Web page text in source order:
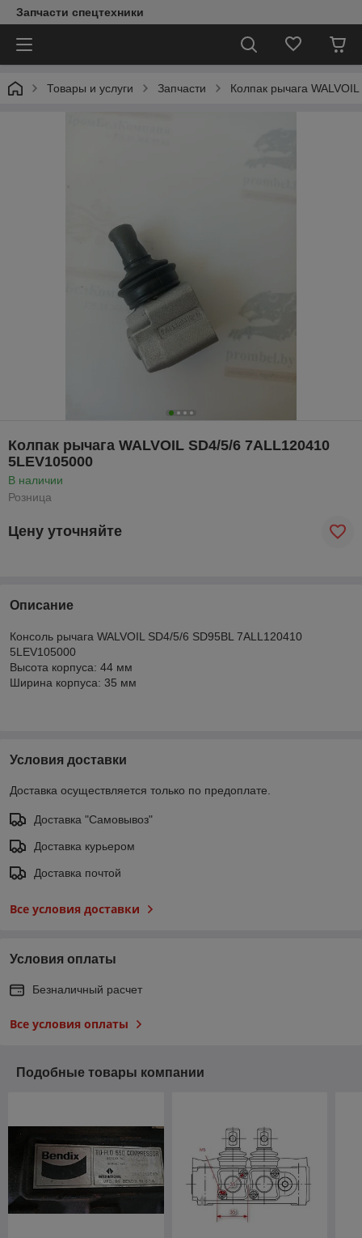
Запчасти спецтехники
Товары и услуги Запчасти Колпак рычага
Колпак рычага WALVOIL SD4/5/6 7ALL120410
5LEV105000
В наличии
Розница
Цену уточняйте
Описание
Консоль рычага WALVOIL SD4/5/6 SD95BL 7ALL120410
5LEV105000
Высота корпуса: 44 мм
Ширина корпуса: 35 мм
Условия доставки
Доставка осуществляется только по предоплате.
Доставка "Самовывоз"
Доставка курьером
Доставка почтой
Все условия доставки
Условия оплаты
Безналичный расчет
Все условия оплаты
Подобные товары компании